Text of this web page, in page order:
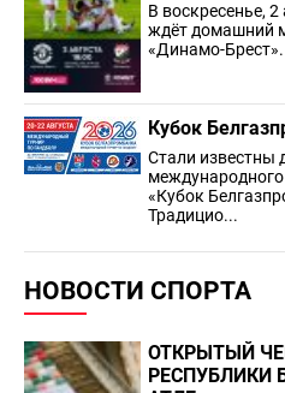
В воскресенье,
ждёт домашний
«Динамо-
Кубок
Стали известны
«Кубок
Традицио...
НОВОСТИ СПОРТА
ОТКРЫТЫЙ
РЕСПУБЛИКИ